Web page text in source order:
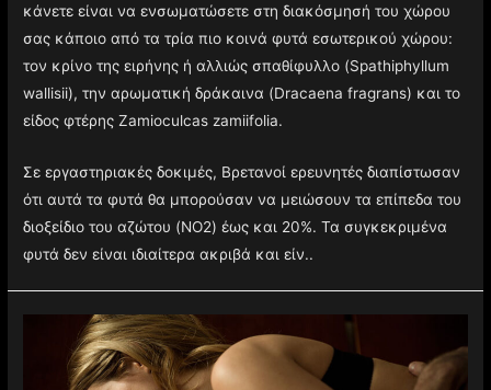
κάνετε είναι να ενσωματώσετε στη διακόσμησή του χώρου
σας κάποιο από τα τρία πιο κοινά φυτά εσωτερικού χώρου:
τον κρίνο της ειρήνης ή αλλιώς σπαθίφυλλο (Spathiphyllum
wallisii), την αρωματική δράκαινα (Dracaena fragrans) και το
είδος φτέρης Zamioculcas zamiifolia.
Σε εργαστηριακές δοκιμές, Βρετανοί ερευνητές διαπίστωσαν
ότι αυτά τα φυτά θα μπορούσαν να μειώσουν τα επίπεδα του
διοξείδιο του αζώτου (NO2) έως και 20%. Τα συγκεκριμένα
φυτά δεν είναι ιδιαίτερα ακριβά και είν..